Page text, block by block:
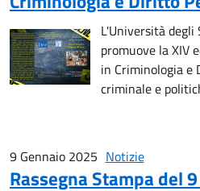
L'Università degli
promuove la XIV
in Criminologia e
criminale e
9 Gennaio 2025 Notizie
Rassegna Stampa del